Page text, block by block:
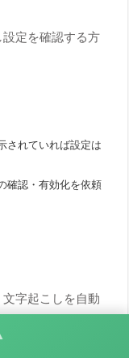
定を確認する方
されていれば設定は
確認・有効化を依頼
字起こしを自動